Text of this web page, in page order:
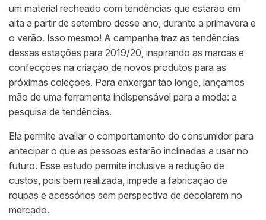
um material recheado com tendências que estarão em
alta a partir de setembro desse ano, durante a primavera e
o verão. Isso mesmo! A campanha traz as tendências
dessas estações para 2019/20, inspirando as marcas e
confecções na criação de novos produtos para as
próximas coleções. Para enxergar tão longe, lançamos
mão de uma ferramenta indispensável para a moda: a
pesquisa de tendências.
Ela permite avaliar o comportamento do consumidor para
antecipar o que as pessoas estarão inclinadas a usar no
futuro. Esse estudo permite inclusive a redução de
custos, pois bem realizada, impede a fabricação de
roupas e acessórios sem perspectiva de decolarem no
mercado.